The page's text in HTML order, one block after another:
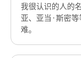
我很认识的人的
亚、亚当·斯密
难。